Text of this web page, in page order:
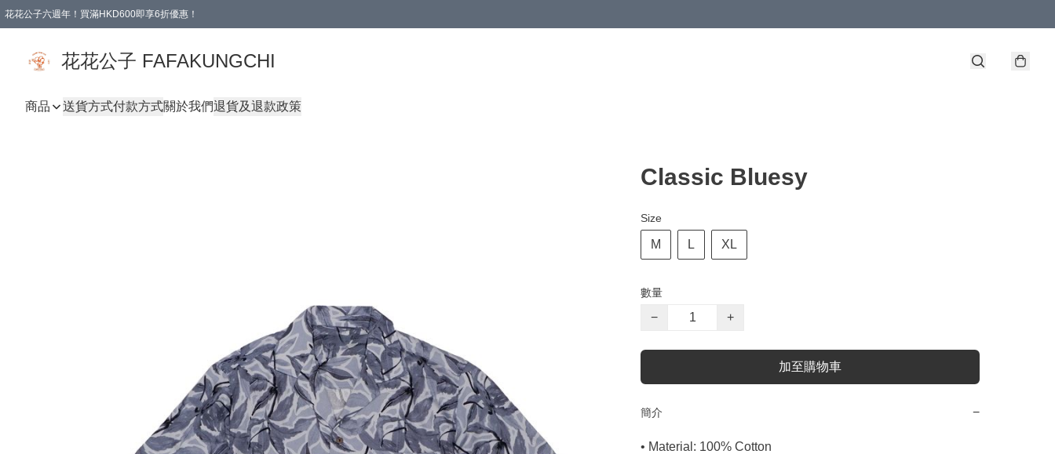
花花公子六週年！買滿HKD600即享6折優惠！
花花公子 FAFAKUNGCHI
商品 送貨方式付款方式關於我們退貨及退款政策
Classic Bluesy
Size
M L XL
數量
− +
加至購物車
簡介 −
• Material: 100% Cotton